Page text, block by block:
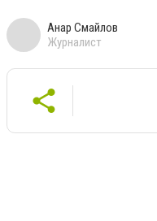
Анар Смайлов
Журналист